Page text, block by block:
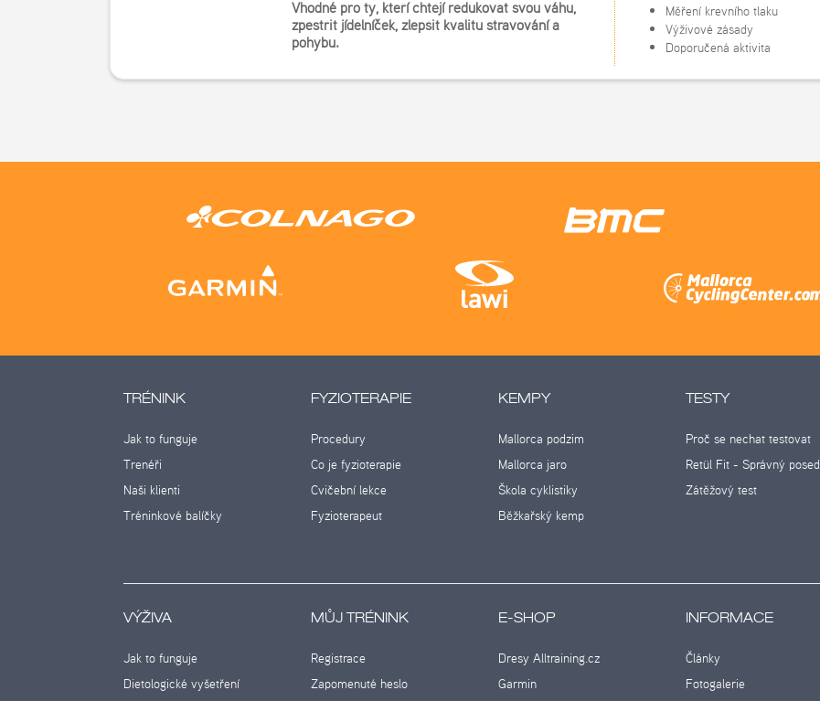
Vhodné pro ty, kteří chtějí redukovat svou váhu,
zpestřit jídelníček, zlepšit kvalitu stravování a
pohybu.
Měření krevního tlaku
Výživové zásady
Doporučená aktivita
TRÉNINK
Jak to funguje
Trenéři
Naši klienti
Tréninkové balíčky
FYZIOTERAPIE
Procedury
Co je fyzioterapie
Cvičební lekce
Fyzioterapeut
KEMPY
Mallorca podzim
Mallorca jaro
Škola cyklistiky
Běžkařský kemp
TESTY
Proč se nechat testovat
Retül Fit - Správný posed
Zátěžový test
VÝŽIVA
Jak to funguje
Dietologické vyšetření
MŮJ TRÉNINK
Registrace
Zapomenuté heslo
E-SHOP
Dresy Alltraining.cz
Garmin
INFORMACE
Články
Fotogalerie